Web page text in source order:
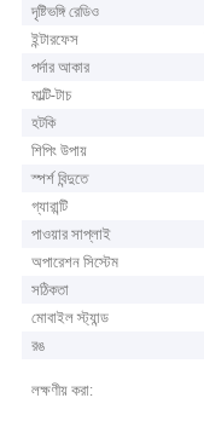
দৃষ্টিভঙ্গি রেডিও
ইন্টারফেস
পর্দার আকার
মাল্টি-টাচ
হটকি
শিপিং উপায়
স্পর্শ বিন্দুতে
গ্যারান্টি
পাওয়ার সাপ্লাই
অপারেশন সিস্টেম
সঠিকতা
মোবাইল স্ট্যান্ড
রঙ
লক্ষণীয় করা: